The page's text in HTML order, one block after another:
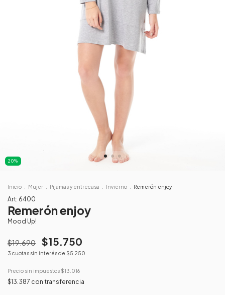
20%
Inicio Mujer Pijamas y entrecasa Invierno Remerón enjoy
Art: 6400
Remerón enjoy
Mood Up!
$19.690 $15.750
3 cuotas sin interés de $5.250
Precio sin impuestos $13.016
$13.387 con transferencia